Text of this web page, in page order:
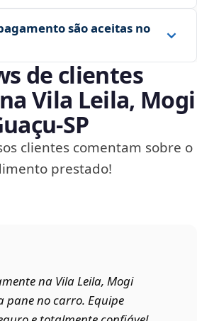
são aceitas no
de clientes
Vila Leila, Mogi
clientes comentam sobre o
prestado!
na Vila Leila, Mogi
pane no carro. Equipe